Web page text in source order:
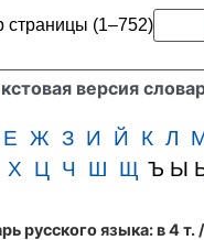
букв
подряд
страницы (1–752)
версия
Е Ж З И Й К Л
Х Ц Ч Ш Щ Ъ Ы
русского языка: в 4 т.